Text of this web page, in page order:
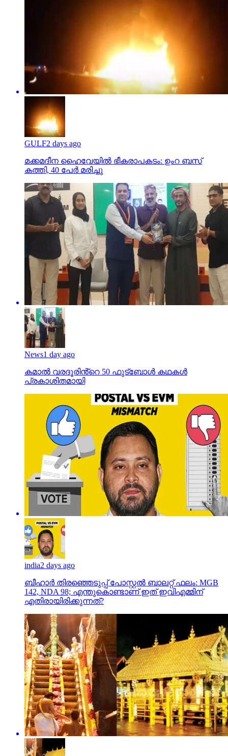
GULF2 days ago
മക്കമദീന ഹൈവേയില്‍ ഭീകരാപകടം: ഉംറ ബസ്
കത്തി, 40 പേര്‍ മരിച്ചു
News1 day ago
കമാൽ വരദൂരിൻ്റെ 50 ഫുട്ബോൾ കഥകൾ
പ്രകാശിതമായി
india2 days ago
ബീഹാർ തിരഞ്ഞെടുപ്പ് പോസ്റ്റൽ ബാലറ്റ് ഫലം: MGB
142, NDA 98; എന്തുകൊണ്ടാണ് ഇത് ഇവിഎമ്മിന്
എതിരായിരിക്കുന്നത്?